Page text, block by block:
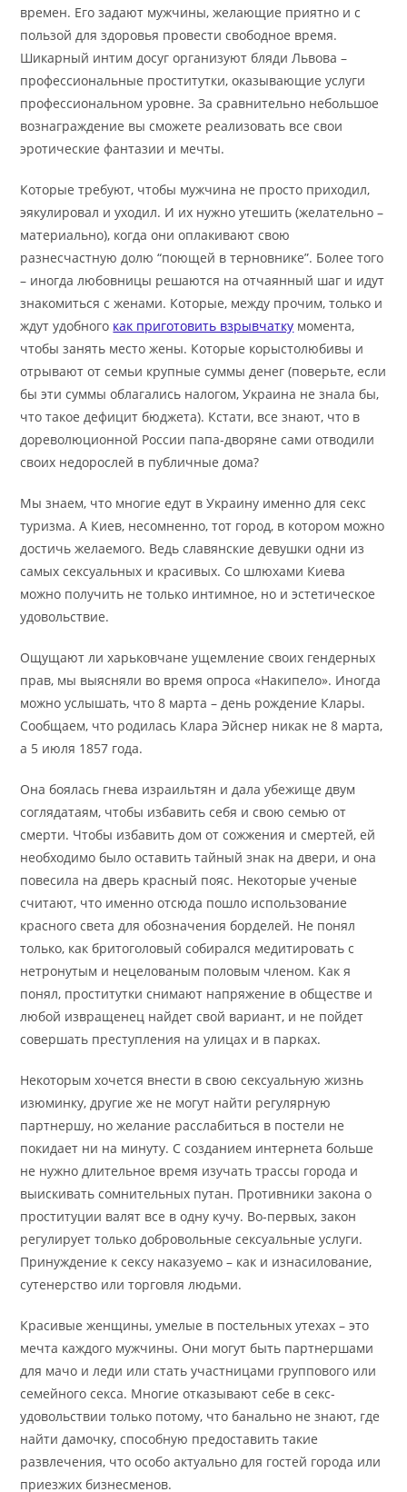
времен. Его задают мужчины, желающие приятно и с
пользой для здоровья провести свободное время.
Шикарный интим досуг организуют бляди Львова –
профессиональные проститутки, оказывающие услуги
профессиональном уровне. За сравнительно небольшое
вознаграждение вы сможете реализовать все свои
эротические фантазии и мечты.
Которые требуют, чтобы мужчина не просто приходил,
эякулировал и уходил. И их нужно утешить (желательно –
материально), когда они оплакивают свою
разнесчастную долю “поющей в терновнике”. Более того
– иногда любовницы решаются на отчаянный шаг и идут
знакомиться с женами. Которые, между прочим, только и
ждут удобного как приготовить взрывчатку момента,
чтобы занять место жены. Которые корыстолюбивы и
отрывают от семьи крупные суммы денег (поверьте, если
бы эти суммы облагались налогом, Украина не знала бы,
что такое дефицит бюджета). Кстати, все знают, что в
дореволюционной России папа-дворяне сами отводили
своих недорослей в публичные дома?
Мы знаем, что многие едут в Украину именно для секс
туризма. А Киев, несомненно, тот город, в котором можно
достичь желаемого. Ведь славянские девушки одни из
самых сексуальных и красивых. Со шлюхами Киева
можно получить не только интимное, но и эстетическое
удовольствие.
Ощущают ли харьковчане ущемление своих гендерных
прав, мы выясняли во время опроса «Накипело». Иногда
можно услышать, что 8 марта – день рождение Клары.
Сообщаем, что родилась Клара Эйснер никак не 8 марта,
а 5 июля 1857 года.
Она боялась гнева израильтян и дала убежище двум
соглядатаям, чтобы избавить себя и свою семью от
смерти. Чтобы избавить дом от сожжения и смертей, ей
необходимо было оставить тайный знак на двери, и она
повесила на дверь красный пояс. Некоторые ученые
считают, что именно отсюда пошло использование
красного света для обозначения борделей. Не понял
только, как бритоголовый собирался медитировать с
нетронутым и нецелованым половым членом. Как я
понял, проститутки снимают напряжение в обществе и
любой извращенец найдет свой вариант, и не пойдет
совершать преступления на улицах и в парках.
Некоторым хочется внести в свою сексуальную жизнь
изюминку, другие же не могут найти регулярную
партнершу, но желание расслабиться в постели не
покидает ни на минуту. С созданием интернета больше
не нужно длительное время изучать трассы города и
выискивать сомнительных путан. Противники закона о
проституции валят все в одну кучу. Во-первых, закон
регулирует только добровольные сексуальные услуги.
Принуждение к сексу наказуемо – как и изнасилование,
сутенерство или торговля людьми.
Красивые женщины, умелые в постельных утехах – это
мечта каждого мужчины. Они могут быть партнершами
для мачо и леди или стать участницами группового или
семейного секса. Многие отказывают себе в секс-
удовольствии только потому, что банально не знают, где
найти дамочку, способную предоставить такие
развлечения, что особо актуально для гостей города или
приезжих бизнесменов.